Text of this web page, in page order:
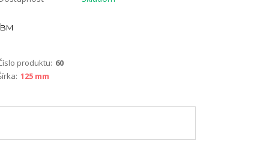
BM
produktu: 60
125 mm